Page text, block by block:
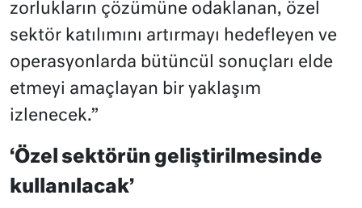
zorlukların çözümüne odaklanan, özel
sektör katılımını artırmayı hedefleyen ve
operasyonlarda bütüncül sonuçları elde
etmeyi amaçlayan bir yaklaşım
izlenecek.”
‘Özel sektörün geliştirilmesinde
kullanılacak’